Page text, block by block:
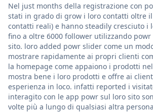
Nel just months della registrazione con
stati in grado di grow i loro contatti oltre il
contatti reali) e hanno steadily cresciuto i
fino a oltre 6000 follower utilizzando
sito. loro added powr slider come un
mostrare rapidamente ai propri clienti
la homepage come appaiono i prodotti
mostra bene i loro prodotti e offre ai
esperienza in loco. infatti reported i
interagito con le app powr sul loro sito
volte più a lungo di qualsiasi altra